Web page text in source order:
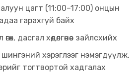
цагт (11:00–17:00) онцын
гарахгүй байх
дасгал хөдөлгөөнөөс зайлсхийх
хэрэглээг нэмэгдүүлж,
тогтвортой хадгалах